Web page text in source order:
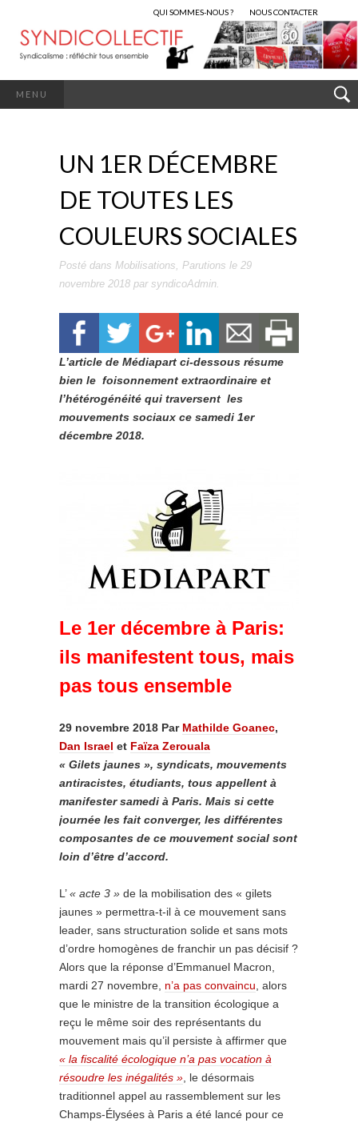
QUI SOMMES-NOUS ? NOUS CONTACTER
MENU
UN 1ER DÉCEMBRE
DE TOUTES LES
COULEURS SOCIALES
Posté dans Mobilisations, Parutions le 29
novembre 2018 par syndicoAdmin.
L’article de Médiapart ci-dessous résume
bien le foisonnement extraordinaire et
l’hétérogénéité qui traversent les
mouvements sociaux ce samedi 1er
décembre 2018.
Le 1er décembre à Paris:
ils manifestent tous, mais
pas tous ensemble
29 novembre 2018 Par Mathilde Goanec,
Dan Israel et Faïza Zerouala
« Gilets jaunes », syndicats, mouvements
antiracistes, étudiants, tous appellent à
manifester samedi à Paris. Mais si cette
journée les fait converger, les différentes
composantes de ce mouvement social sont
loin d’être d’accord.
L’« acte 3 » de la mobilisation des « gilets
jaunes » permettra-t-il à ce mouvement sans
leader, sans structuration solide et sans mots
d’ordre homogènes de franchir un pas décisif ?
Alors que la réponse d’Emmanuel Macron,
mardi 27 novembre, n’a pas convaincu , alors
que le ministre de la transition écologique a
reçu le même soir des représentants du
mouvement mais qu’il persiste à affirmer que
« la fiscalité écologique n’a pas vocation à
résoudre les inégalités » , le désormais
traditionnel appel au rassemblement sur les
Champs-Élysées à Paris a été lancé pour ce